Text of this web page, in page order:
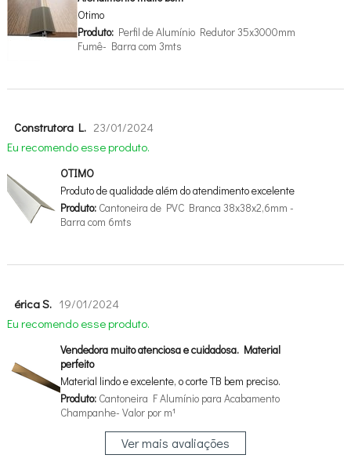
Otimo
Produto:Perfil de Alumínio Redutor 35x3000mm
Fumê- Barra com 3mts
Construtora L. 23/01/2024
Eu recomendo esse produto.
OTIMO
Produto de qualidade além do atendimento excelente
Produto:Cantoneira de PVC Branca 38x38x2,6mm -
Barra com 6mts
érica S. 19/01/2024
Eu recomendo esse produto.
Vendedora muito atenciosa e cuidadosa. Material
perfeito
Material lindo e excelente, o corte TB bem preciso.
Produto:Cantoneira F Alumínio para Acabamento
Champanhe- Valor por m¹
Ver mais avaliações